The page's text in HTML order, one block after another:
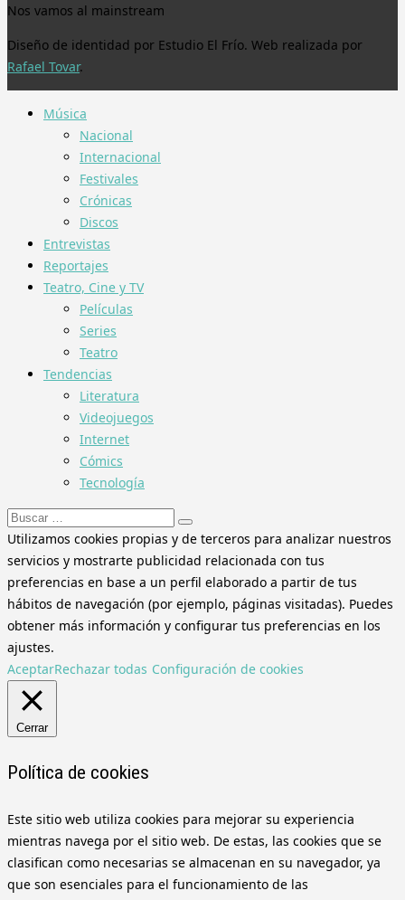
Nos vamos al mainstream
Diseño de identidad por Estudio El Frío. Web realizada por
Rafael Tovar.
Música
Nacional
Internacional
Festivales
Crónicas
Discos
Entrevistas
Reportajes
Teatro, Cine y TV
Películas
Series
Teatro
Tendencias
Literatura
Videojuegos
Internet
Cómics
Tecnología
Buscar:
Utilizamos cookies propias y de terceros para analizar nuestros
servicios y mostrarte publicidad relacionada con tus
preferencias en base a un perfil elaborado a partir de tus
hábitos de navegación (por ejemplo, páginas visitadas). Puedes
obtener más información y configurar tus preferencias en los
ajustes.
AceptarRechazar todas Configuración de cookies
Cerrar
Política de cookies
Este sitio web utiliza cookies para mejorar su experiencia
mientras navega por el sitio web. De estas, las cookies que se
clasifican como necesarias se almacenan en su navegador, ya
que son esenciales para el funcionamiento de las